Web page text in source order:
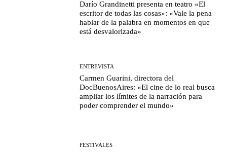
Darío Grandinetti presenta en teatro «El
escritor de todas las cosas»: «Vale la pena
hablar de la palabra en momentos en que
está desvalorizada»
ENTREVISTA
Carmen Guarini, directora del
DocBuenosAires: «El cine de lo real busca
ampliar los límites de la narración para
poder comprender el mundo»
FESTIVALES